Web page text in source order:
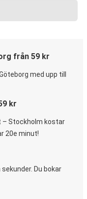
från 59 kr
med upp till
kr
– Stockholm kostar
20e minut!
Du bokar